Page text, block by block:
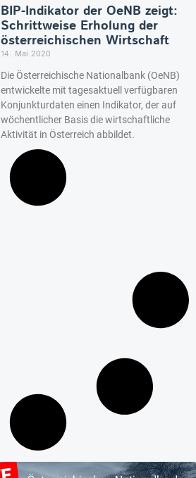
BIP-Indikator der OeNB zeigt:
Schrittweise Erholung der
österreichischen Wirtschaft
14. Mai 2020
Die Österreichische Nationalbank (OeNB)
entwickelte mit tagesaktuell verfügbaren
Konjunkturdaten einen Indikator, der auf
wöchentlicher Basis die wirtschaftliche
Aktivität in Österreich abbildet.